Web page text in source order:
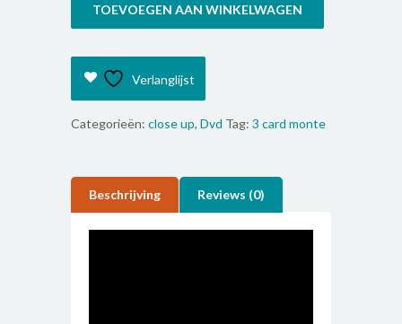
shel
quantity
TOEVOEGEN AAN WINKELWAGEN
Verlanglijst
Categorieën: close up, Dvd Tag: 3 card monte
Beschrijving Reviews (0)